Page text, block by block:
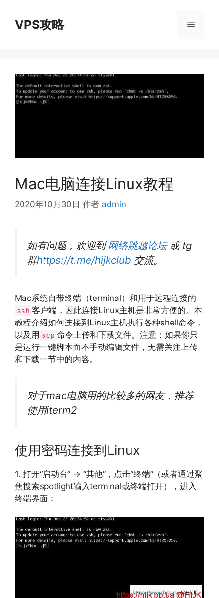
VPS攻略 菜
Mac电脑连接Linux教程
2020年10月30日 作者 admin
如有问题，欢迎到 网络跳越论坛或 tg
群https://t.me/hijkclub 交流。
Mac系统自带终端（terminal）和用于远程连接的
ssh 客户端，因此连接Linux主机是非常方便的。本
教程介绍如何连接到Linux主机执行各种shell命令，
以及用 scp 命令上传和下载文件。注意：如果你只
是运行一键脚本而不手动编辑文件，无需关注上传
和下载一节中的内容。
对于mac电脑用的比较多的网友，推荐
使用iterm2
使用密码连接到Linux
1. 打开“启动台” -> “其他”，点击“终端”（或者通过聚
焦搜索spotlight输入terminal或终端打开），进入
终端界面：